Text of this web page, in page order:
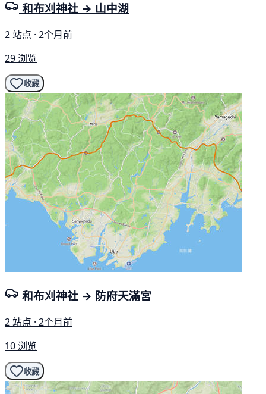
和布刈神社 → 山中湖
2 站点 · 2个月前
29 浏览
收藏
和布刈神社 → 防府天滿宮
2 站点 · 2个月前
10 浏览
收藏